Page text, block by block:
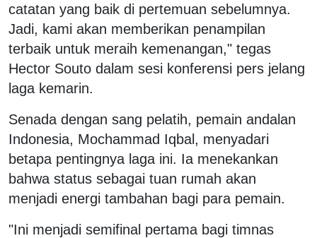
catatan yang baik di pertemuan sebelumnya.
Jadi, kami akan memberikan penampilan
terbaik untuk meraih kemenangan," tegas
Hector Souto dalam sesi konferensi pers jelang
laga kemarin.
Senada dengan sang pelatih, pemain andalan
Indonesia, Mochammad Iqbal, menyadari
betapa pentingnya laga ini. Ia menekankan
bahwa status sebagai tuan rumah akan
menjadi energi tambahan bagi para pemain.
"Ini menjadi semifinal pertama bagi timnas